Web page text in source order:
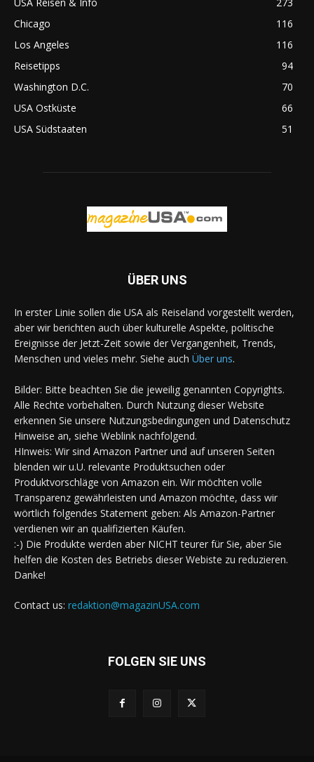
Chicago
116
Los Angeles
116
Reisetipps
94
Washington D.C.
70
USA Ostküste
66
USA Südstaaten
51
ÜBER UNS
In erster Linie sollen die USA als Reiseland vorgestellt werden,
aber wir berichten auch über kulturelle Aspekte, politische
Ereignisse der Jetzt-Zeit sowie der Vergangenheit, Trends,
Menschen und vieles mehr. Siehe auch Über uns.
Bilder: Bitte beachten Sie die jeweilig genannten Copyrights.
Alle Rechte vorbehalten. Durch Nutzung dieser Website
erkennen Sie unsere Nutzungsbedingungen und Datenschutz
Hinweise an, siehe Weblink nachfolgend.
HInweis: Wir sind Amazon Partner und auf unseren Seiten
blenden wir u.U. relevante Produktsuchen oder
Produktvorschläge von Amazon ein. Wir möchten volle
Transparenz gewährleisten und Amazon möchte, dass wir
wörtlich folgendes Statement geben: Als Amazon-Partner
verdienen wir an qualifizierten Käufen.
:-) Die Produkte werden aber NICHT teurer für Sie, aber Sie
helfen die Kosten des Betriebs dieser Webiste zu reduzieren.
Danke!
Contact us: redaktion@magazinUSA.com
FOLGEN SIE UNS